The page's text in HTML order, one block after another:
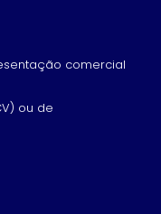
comercial
ou de